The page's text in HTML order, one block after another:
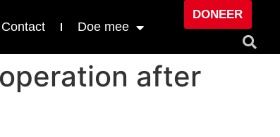
Contact Doe mee
DONEER
after